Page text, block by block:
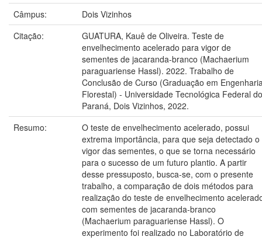
Câmpus:
Dois Vizinhos
Citação:
GUATURA, Kauê de Oliveira. Teste de
envelhecimento acelerado para vigor de
sementes de jacaranda-branco (Machaerium
paraguariense Hassl). 2022. Trabalho de
Conclusão de Curso (Graduação em
Florestal) - Universidade Tecnológica Federal do
Paraná, Dois Vizinhos, 2022.
Resumo:
O teste de envelhecimento acelerado, possui
extrema importância, para que seja detectado o
vigor das sementes, o que se torna necessário
para o sucesso de um futuro plantio. A partir
desse pressuposto, busca-se, com o presente
trabalho, a comparação de dois métodos para
realização do teste de envelhecimento
com sementes de jacaranda-branco
(Machaerium paraguariense Hassl). O
experimento foi realizado no Laboratório de